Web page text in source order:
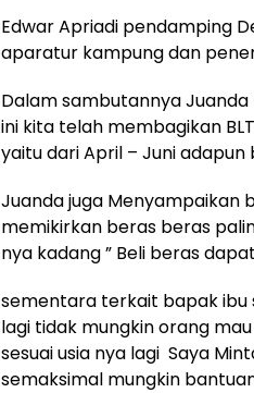
Edwar Apriadi pendamping
aparatur kampung dan
Dalam sambutannya Juanda
ini kita telah membagikan
yaitu dari April – Juni adapun
Juanda juga Menyampaikan
memikirkan beras beras
nya kadang ” Beli beras
sementara terkait bapak ibu
lagi tidak mungkin orang
sesuai usia nya lagi Saya
semaksimal mungkin